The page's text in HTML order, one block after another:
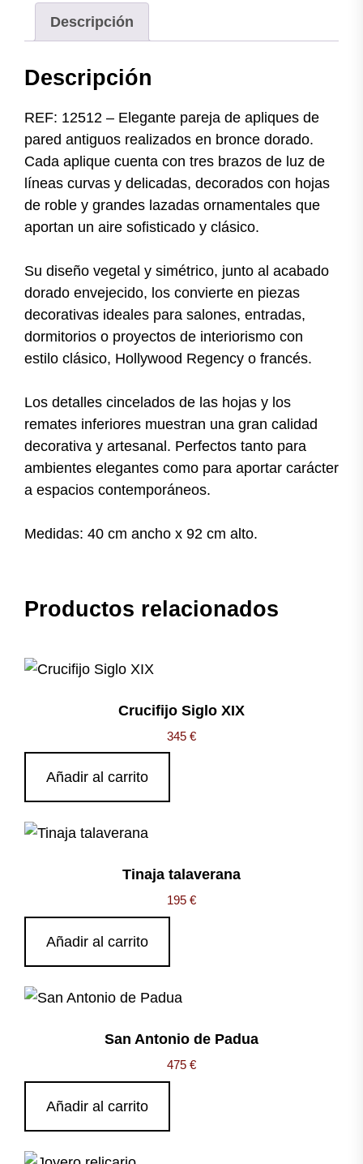
Descripción
Descripción
REF: 12512 – Elegante pareja de apliques de
pared antiguos realizados en bronce dorado.
Cada aplique cuenta con tres brazos de luz de
líneas curvas y delicadas, decorados con hojas
de roble y grandes lazadas ornamentales que
aportan un aire sofisticado y clásico.
Su diseño vegetal y simétrico, junto al acabado
dorado envejecido, los convierte en piezas
decorativas ideales para salones, entradas,
dormitorios o proyectos de interiorismo con
estilo clásico, Hollywood Regency o francés.
Los detalles cincelados de las hojas y los
remates inferiores muestran una gran calidad
decorativa y artesanal. Perfectos tanto para
ambientes elegantes como para aportar carácter
a espacios contemporáneos.
Medidas: 40 cm ancho x 92 cm alto.
Productos relacionados
Crucifijo Siglo XIX
345 €
Añadir al carrito
Tinaja talaverana
195 €
Añadir al carrito
San Antonio de Padua
475 €
Añadir al carrito